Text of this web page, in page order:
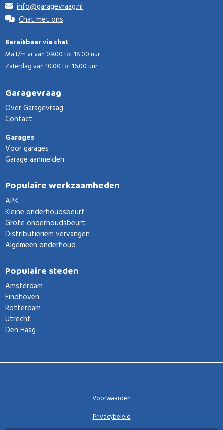
info@garagevraag.nl
Chat met ons
Bereikbaar via chat
Ma t/m vr van 09.00 tot 18.00 uur
Zaterdag van 10.00 tot 16.00 uur
Garagevraag
Over Garagevraag
Contact
Garages
Voor garages
Garage aanmelden
Populaire werkzaamheden
APK
Kleine onderhoudsbeurt
Grote onderhoudsbeurt
Distributieriem vervangen
Algemeen onderhoud
Populaire steden
Amsterdam
Eindhoven
Rotterdam
Utrecht
Den Haag
Voorwaarden
Privacybeleid